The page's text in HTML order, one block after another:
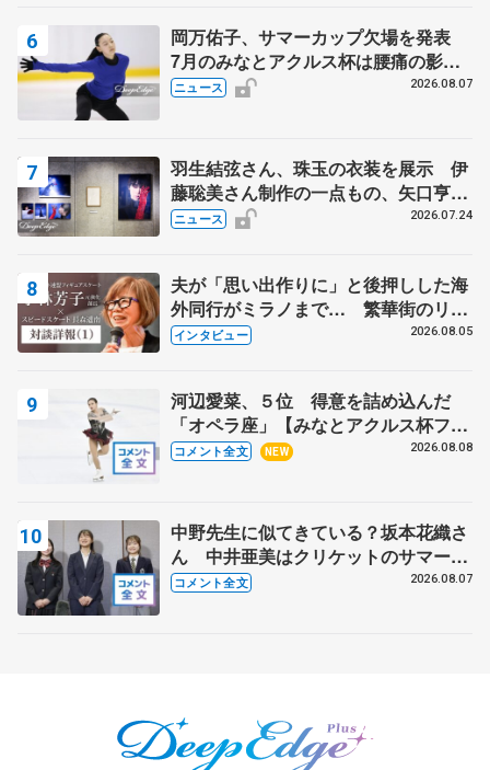
岡万佑子、サマーカップ欠場を発表
7月のみなとアクルス杯は腰痛の影響
で
ニュース 2026.08.07
羽生結弦さん、珠玉の衣装を展示 伊
藤聡美さん制作の一点もの、矢口亨さ
んが撮影
ニュース 2026.07.24
夫が「思い出作りに」と後押しした海
外同行がミラノまで… 繁華街のリン
クでは不良のお兄さんも味方に 小林
インタビュー 2026.08.05
河辺愛菜、５位 得意を詰め込んだ
「オペラ座」【みなとアクルス杯フリ
ー】
コメント全文 NEW 2026.08.08
中野先生に似てきている？坂本花織さ
ん 中井亜美はクリケットのサマーキ
ャンプに 島田麻央はたくさん試合に
コメント全文 2026.08.07